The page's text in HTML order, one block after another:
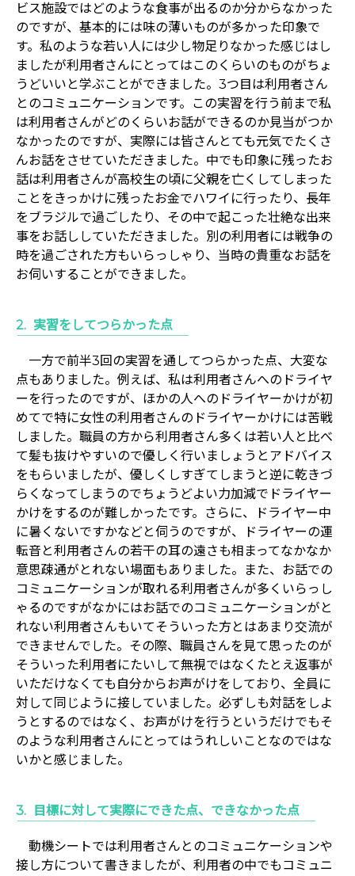
ビス施設ではどのような食事が出るのか分からなかった
のですが、基本的には味の薄いものが多かった印象で
す。私のような若い人には少し物足りなかった感じはし
ましたが利用者さんにとってはこのくらいのものがちょ
うどいいと学ぶことができました。3つ目は利用者さん
とのコミュニケーションです。この実習を行う前まで私
は利用者さんがどのくらいお話ができるのか見当がつか
なかったのですが、実際には皆さんとても元気でたくさ
んお話をさせていただきました。中でも印象に残ったお
話は利用者さんが高校生の頃に父親を亡くしてしまった
ことをきっかけに残ったお金でハワイに行ったり、長年
をブラジルで過ごしたり、その中で起こった壮絶な出来
事をお話ししていただきました。別の利用者には戦争の
時を過ごされた方もいらっしゃり、当時の貴重なお話を
お伺いすることができました。
実習をしてつらかった点
一方で前半3回の実習を通してつらかった点、大変な
点もありました。例えば、私は利用者さんへのドライヤ
ーを行ったのですが、ほかの人へのドライヤーかけが初
めてで特に女性の利用者さんのドライヤーかけには苦戦
しました。職員の方から利用者さん多くは若い人と比べ
て髪も抜けやすいので優しく行いましょうとアドバイス
をもらいましたが、優しくしすぎてしまうと逆に乾きづ
らくなってしまうのでちょうどよい力加減でドライヤー
かけをするのが難しかったです。さらに、ドライヤー中
に暑くないですかなどと伺うのですが、ドライヤーの運
転音と利用者さんの若干の耳の遠さも相まってなかなか
意思疎通がとれない場面もありました。また、お話での
コミュニケーションが取れる利用者さんが多くいらっし
ゃるのですがなかにはお話でのコミュニケーションがと
れない利用者さんもいてそういった方とはあまり交流が
できませんでした。その際、職員さんを見て思ったのが
そういった利用者にたいして無視ではなくたとえ返事が
いただけなくても自分からお声がけをしており、全員に
対して同じように接していました。必ずしも対話をしよ
うとするのではなく、お声がけを行うというだけでもそ
のような利用者さんにとってはうれしいことなのではな
いかと感じました。
目標に対して実際にできた点、できなかった点
動機シートでは利用者さんとのコミュニケーションや
接し方について書きましたが、利用者の中でもコミュニ